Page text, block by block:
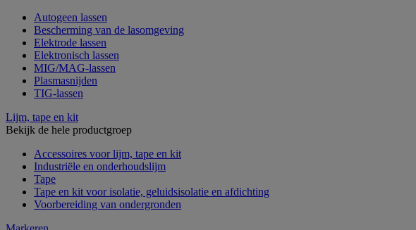
Autogeen lassen
Bescherming van de lasomgeving
Elektrode lassen
Elektronisch lassen
MIG/MAG-lassen
Plasmasnijden
TIG-lassen
Lijm, tape en kit
Bekijk de hele productgroep
Accessoires voor lijm, tape en kit
Industriële en onderhoudslijm
Tape
Tape en kit voor isolatie, geluidsisolatie en afdichting
Voorbereiding van ondergronden